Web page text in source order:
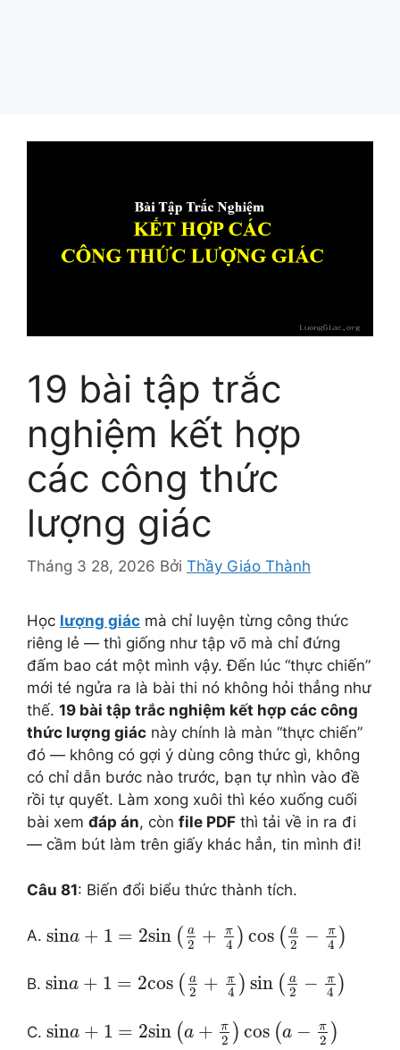
19 bài tập trắc
nghiệm kết hợp
các công thức
lượng giác
Tháng 3 28, 2026 Bởi Thầy Giáo Thành
Học lượng giác mà chỉ luyện từng công thức
riêng lẻ — thì giống như tập võ mà chỉ đứng
đấm bao cát một mình vậy. Đến lúc “thực chiến”
mới té ngửa ra là bài thi nó không hỏi thẳng như
thế. 19 bài tập trắc nghiệm kết hợp các công
thức lượng giác này chính là màn “thực chiến”
đó — không có gợi ý dùng công thức gì, không
có chỉ dẫn bước nào trước, bạn tự nhìn vào đề
rồi tự quyết. Làm xong xuôi thì kéo xuống cuối
bài xem đáp án, còn file PDF thì tải về in ra đi
— cầm bút làm trên giấy khác hẳn, tin mình đi!
Câu 81: Biến đổi biểu thức thành tích.
A. sina + 1 = 2sin ( a
2 + π
4 ) cos ( a
2 − π
4 )
B. sina + 1 = 2cos ( a
2 + π
4 ) sin ( a
2 − π
4 )
C. sina + 1 = 2sin (a + π
2 ) cos (a − π
2 )